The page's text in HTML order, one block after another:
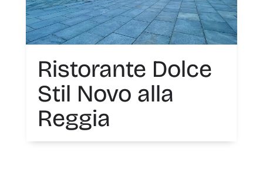
Ristorante Dolce
Stil Novo alla
Reggia